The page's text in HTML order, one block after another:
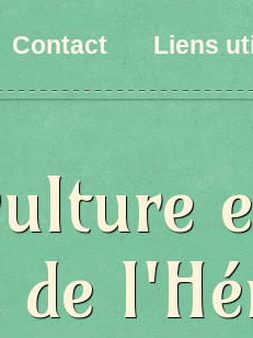
Contact Liens